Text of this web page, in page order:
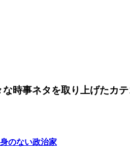
時事ネタを取り上げたカ
のない政治家